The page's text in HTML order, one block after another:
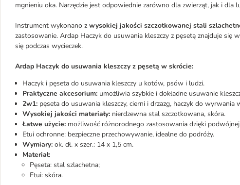
mgnieniu oka. Narzędzie jest odpowiednie zarówno dla zwierząt, jak i dla
Instrument wykonano z wysokiej jakości szczotkowanej stali
zastosowanie. Ardap Haczyk do usuwania kleszczy z pęsetą znajduje się w
się podczas wycieczek.
Ardap Haczyk do usuwania kleszczy z pęsetą w skrócie:
Haczyk i pęseta do usuwania kleszczy u kotów, psów i ludzi.
Praktyczne akcesorium: umożliwia szybkie i dokładne usuwanie
2w1: pęseta do usuwania kleszczy, cierni i drzazg, haczyk do wyrwania
Wysokiej jakości materiały: nierdzewna stal szczotkowana, skóra.
Łatwe użycie: możliwość różnorodnego zastosowania dzięki
Etui ochronne: bezpieczne przechowywanie, idealne do podróży.
Wymiary: ok. dł. x szer.: 14 x 1,5 cm.
Materiał:
Pęseta: stal szlachetna;
Etui: skóra.